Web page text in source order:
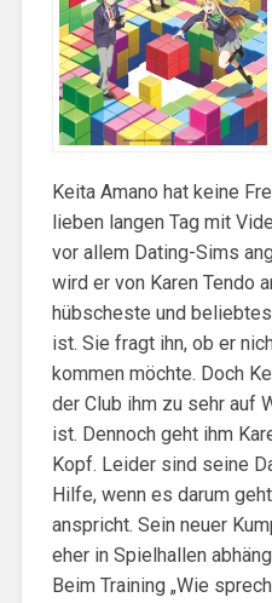
Keita Amano hat keine
lieben langen Tag mit
vor allem Dating-Sims
wird er von Karen Tendo
hübscheste und
ist. Sie fragt ihn, ob er
kommen möchte. Doch
der Club ihm zu sehr auf
ist. Dennoch geht ihm
Kopf. Leider sind seine
Hilfe, wenn es darum
anspricht. Sein neuer
eher in Spielhallen
Beim Training „Wie